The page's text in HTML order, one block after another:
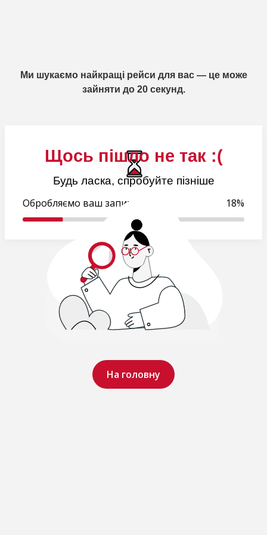
Щось пішло не так :(
Будь ласка, спробуйте пізніше
На головну
Ми шукаємо найкращі рейси для вас — це може
зайняти до 20 секунд.
Обробляємо ваш запит.. 18%